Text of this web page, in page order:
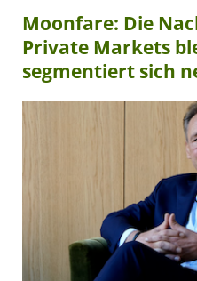
Moonfare: Die
Private Markets
segmentiert sich